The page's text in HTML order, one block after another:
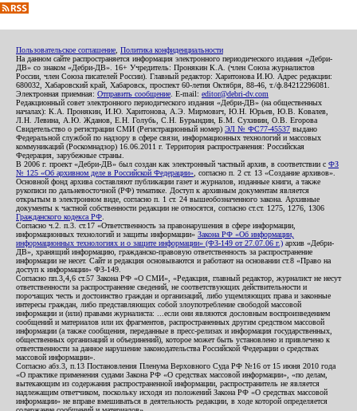
Пользовательское соглашение Политика конфиденциальности
На данном сайте распространяется информация электронного периодического издания «Дебри-
ДВ» со знаком «Дебри-ДВ». 16+ Учредитель: Пронякин К.А. (член Союза журналистов
России, член Союза писателей России). Главный редактор: Харитонова И.Ю. Адрес редакции:
680032, Хабаровский край, Хабаровск, проспект 60-летия Октября, 88-46, т./ф.84212296081.
Электронная приемная: Отправить сообщение . E-mail: editor@debri-dv.com
Редакционный совет электронного периодического издания «Дебри-ДВ» (на общественных
началах): К.А. Пронякин, И.Ю. Харитонова, А.Э. Мирмович, Ю.Н. Юрьев, Ю.В. Ковалев,
Л.Н. Левина, А.Ю. Жданов, Е.Н. Голубь, С.Н. Бурындин, Б.М. Сухинин, О.В. Егорова
Свидетельство о регистрации СМИ (Регистрационный номер) ЭЛ № ФС77-45537 выдано
Федеральной службой по надзору в сфере связи, информационных технологий и массовых
коммуникаций (Роскомнадзор) 16.06.2011 г. Территория распространения: Российская
Федерация, зарубежные страны.
В 2006 г. проект «Дебри-ДВ» был создан как электронный частный архив, в соответствии с ФЗ
№ 125 «Об архивном деле в Российской Федерации» , согласно п. 2 ст. 13 «Создание архивов».
Основной фонд архива составляют публикации газет и журналов, изданные книги, а также
рукописи по дальневосточной (РФ) тематике. Доступ к архивным документам является
открытым в электронном виде, согласно п. 1 ст. 24 вышеобозначенного закона. Архивные
документы к частной собственности редакции не относятся, согласно ст.ст. 1275, 1276, 1306
Гражданского кодекса РФ
Согласно ч.2. п.3. ст.17 «Ответственность за правонарушения в сфере информации,
информационных технологий и защиты информации» Закона РФ «Об информации,
информационных технологиях и о защите информации» (ФЗ-149 от 27.07.06 г.) архив «Дебри-
ДВ», хранящий информацию, гражданско-правовую ответственность за распространение
информации не несет. Сайт и редакция основываются и работают на основании ст.8 «Право на
доступ к информации» ФЗ-149.
Согласно пп.3,4,6 ст.57 Закона РФ «О СМИ», «Редакция, главный редактор, журналист не несут
ответственности за распространение сведений, не соответствующих действительности и
порочащих честь и достоинство граждан и организаций, либо ущемляющих права и законные
интересы граждан, либо представляющих собой злоупотребление свободой массовой
информации и (или) правами журналиста: ...если они являются дословным воспроизведением
сообщений и материалов или их фрагментов, распространенных другим средством массовой
информации (а также сообщения, переданные в пресс-релизах и информация государственных,
общественных организаций и объединений), которое может быть установлено и привлечено к
ответственности за данное нарушение законодательства Российской Федерации о средствах
массовой информации».
Согласно абз.3, п.13 Постановления Пленума Верховного Суда РФ №16 от 15 июня 2010 года
«О практике применения судами Закона РФ «О средствах массовой информации», «по делам,
вытекающим из содержания распространенной информации, распространитель не является
надлежащим ответчиком, поскольку исходя из положений Закона РФ «О средствах массовой
информации» не вправе вмешиваться в деятельность редакции, в ходе которой определяется